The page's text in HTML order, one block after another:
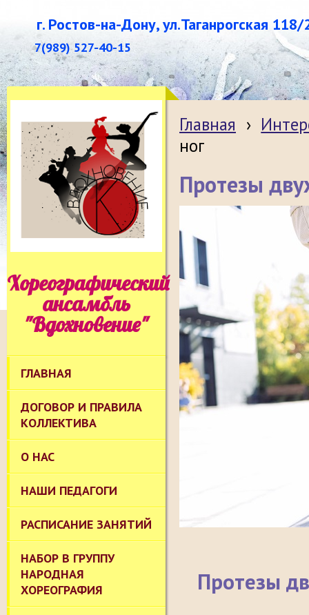
г. Ростов-на-Дону, ул.Таганрогская 118/
7(989) 527-40-15
Хореографический
ансамбль
"Вдохновение"
ГЛАВНАЯ
ДОГОВОР И ПРАВИЛА
КОЛЛЕКТИВА
О НАС
НАШИ ПЕДАГОГИ
РАСПИСАНИЕ ЗАНЯТИЙ
НАБОР В ГРУППУ
НАРОДНАЯ
ХОРЕОГРАФИЯ
Главная ›
ног
Протезы
Протезы